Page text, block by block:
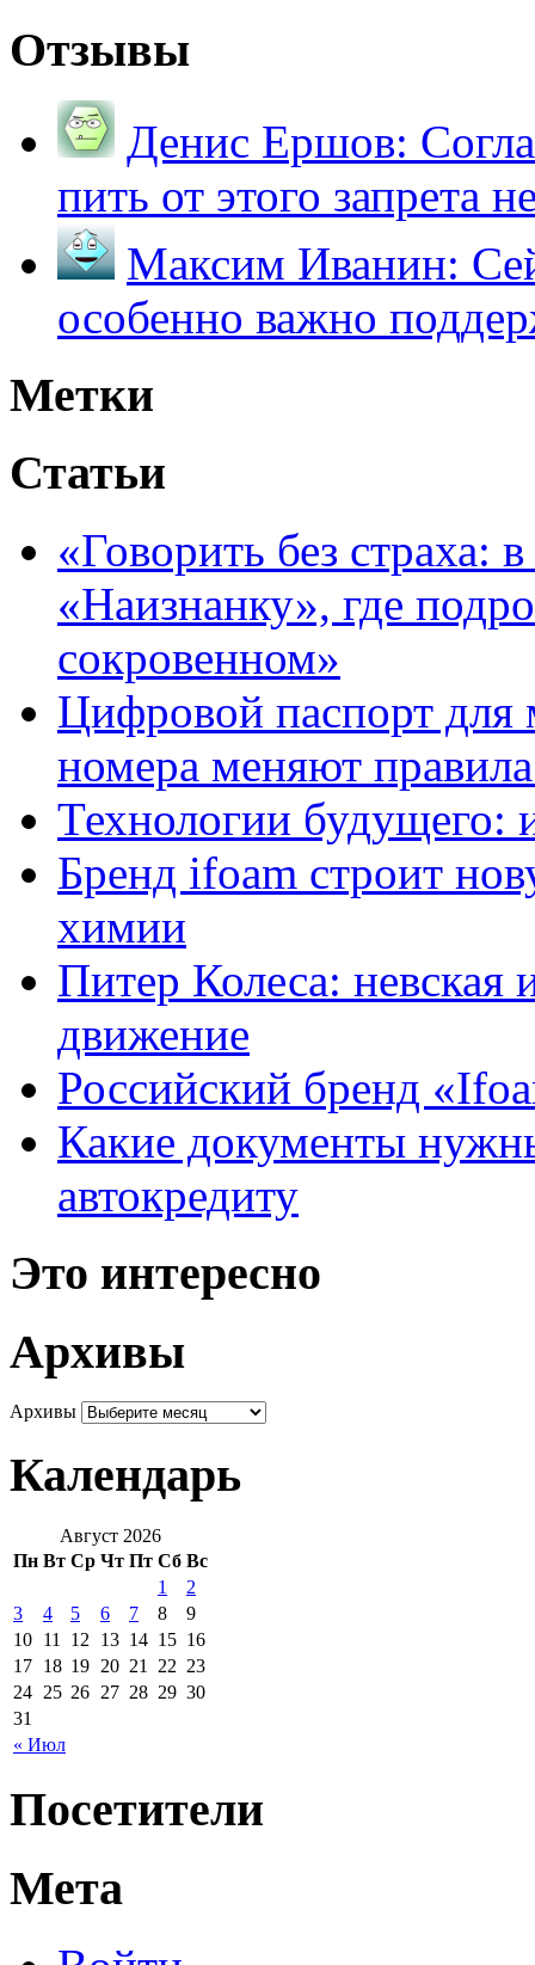
Отзывы
Денис Ершов:
пить от этого запрета
Максим Иванин:
особенно важно
Метки
Статьи
«Говорить без страха:
«Наизнанку», где
сокровенном»
Цифровой паспорт для
номера меняют
Технологии будущего:
Бренд ifoam строит
химии
Питер Колеса: невская
движение
Российский бренд
Какие документы
автокредиту
Это интересно
Архивы
Архивы
Календарь
Август 2026
Пн Вт Ср Чт Пт Сб Вс
« Июл
1
2
3
4 5 6 7 8
9
10 11 12 13 14 15 16
17 18 19 20 21 22 23
24 25 26 27 28 29 30
31
Посетители
Мета